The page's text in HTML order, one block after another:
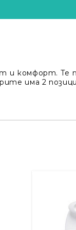
и комфорт. Те
има 2